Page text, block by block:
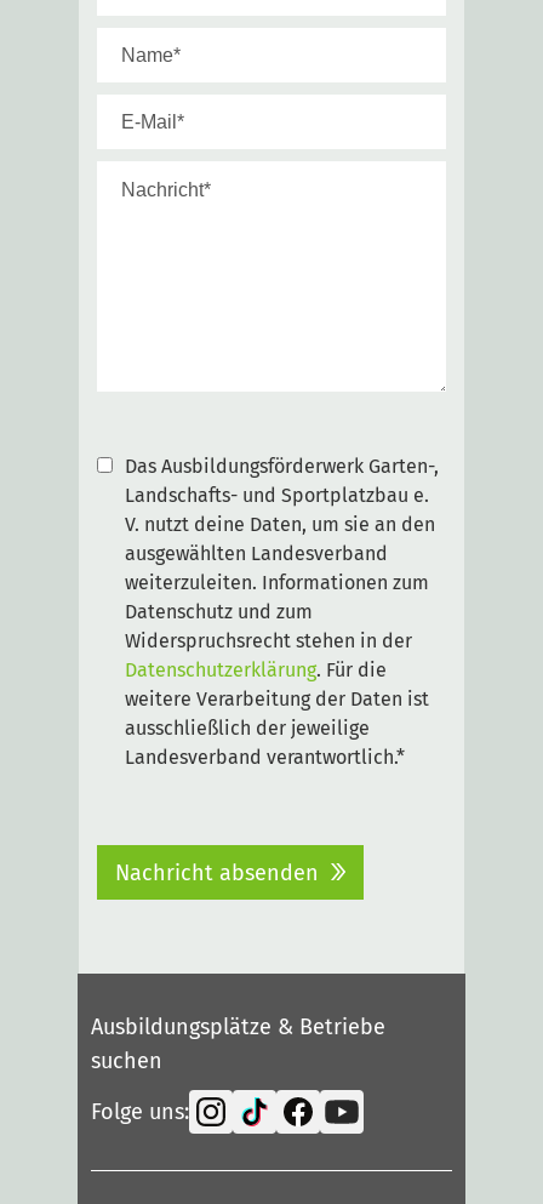
Das Ausbildungsförderwerk Garten-,
Landschafts- und Sportplatzbau e.
V. nutzt deine Daten, um sie an den
ausgewählten Landesverband
weiterzuleiten. Informationen zum
Datenschutz und zum
Widerspruchsrecht stehen in der
Datenschutzerklärung. Für die
weitere Verarbeitung der Daten ist
ausschließlich der jeweilige
Landesverband verantwortlich.*
Nachricht absenden
Ausbildungsplätze & Betriebe
suchen
Folge uns: